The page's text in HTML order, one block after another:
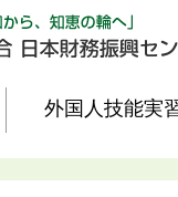
外国人技能実